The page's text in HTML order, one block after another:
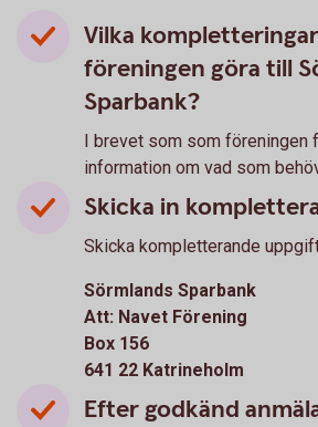
Vilka
föreningen göra till
Sparbank?
I brevet som som föreningen
information om vad som
Skicka in
Skicka kompletterande
Sörmlands Sparbank
Att: Navet Förening
Box 156
641 22 Katrineholm
Efter godkänd